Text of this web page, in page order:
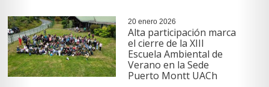
20 enero 2026
Alta participación marca
el cierre de la XIII
Escuela Ambiental de
Verano en la Sede
Puerto Montt UACh